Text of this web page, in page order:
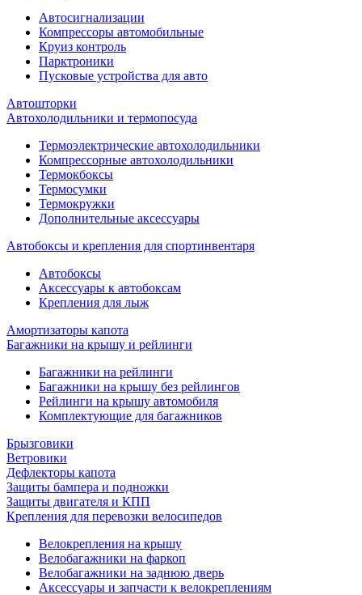
Автосигнализации
Компрессоры автомобильные
Круиз контроль
Парктроники
Пусковые устройства для авто
Автошторки
Автохолодильники и термопосуда
Термоэлектрические автохолодильники
Компрессорные автохолодильники
Термокбоксы
Термосумки
Термокружки
Дополнительные аксессуары
Автобоксы и крепления для спортинвентаря
Автобоксы
Аксессуары к автобоксам
Крепления для лыж
Амортизаторы капота
Багажники на крышу и рейлинги
Багажники на рейлинги
Багажники на крышу без рейлингов
Рейлинги на крышу автомобиля
Комплектующие для багажников
Брызговики
Ветровики
Дефлекторы капота
Защиты бампера и подножки
Защиты двигателя и КПП
Крепления для перевозки велосипедов
Велокрепления на крышу
Велобагажники на фаркоп
Велобагажники на заднюю дверь
Аксессуары и запчасти к велокреплениям